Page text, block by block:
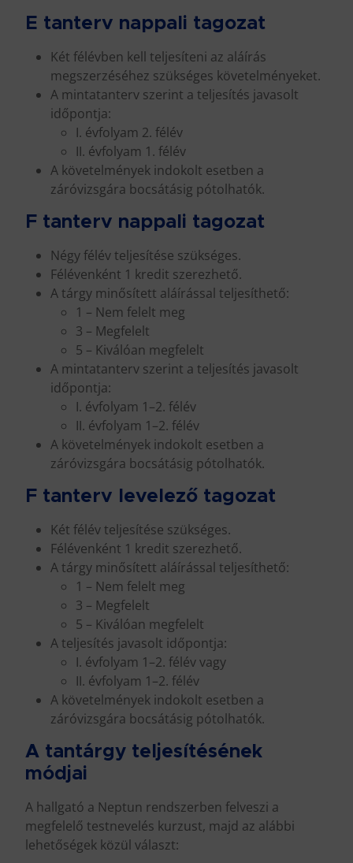
E tanterv nappali tagozat
Két félévben kell teljesíteni az aláírás
megszerzéséhez szükséges követelményeket.
A mintatanterv szerint a teljesítés javasolt
időpontja:
I. évfolyam 2. félév
II. évfolyam 1. félév
A követelmények indokolt esetben a
záróvizsgára bocsátásig pótolhatók.
F tanterv nappali tagozat
Négy félév teljesítése szükséges.
Félévenként 1 kredit szerezhető.
A tárgy minősített aláírással teljesíthető:
1 – Nem felelt meg
3 – Megfelelt
5 – Kiválóan megfelelt
A mintatanterv szerint a teljesítés javasolt
időpontja:
I. évfolyam 1–2. félév
II. évfolyam 1–2. félév
A követelmények indokolt esetben a
záróvizsgára bocsátásig pótolhatók.
F tanterv levelező tagozat
Két félév teljesítése szükséges.
Félévenként 1 kredit szerezhető.
A tárgy minősített aláírással teljesíthető:
1 – Nem felelt meg
3 – Megfelelt
5 – Kiválóan megfelelt
A teljesítés javasolt időpontja:
I. évfolyam 1–2. félév vagy
II. évfolyam 1–2. félév
A követelmények indokolt esetben a
záróvizsgára bocsátásig pótolhatók.
A tantárgy teljesítésének
módjai
A hallgató a Neptun rendszerben felveszi a
megfelelő testnevelés kurzust, majd az alábbi
lehetőségek közül választ: